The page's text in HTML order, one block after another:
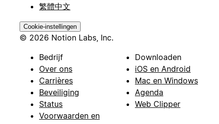
繁體中文
Cookie-instellingen
© 2026 Notion Labs, Inc.
Bedrijf
Over ons
Carrières
Beveiliging
Status
Voorwaarden en
Downloaden
iOS en Android
Mac en Windows
Agenda
Web Clipper